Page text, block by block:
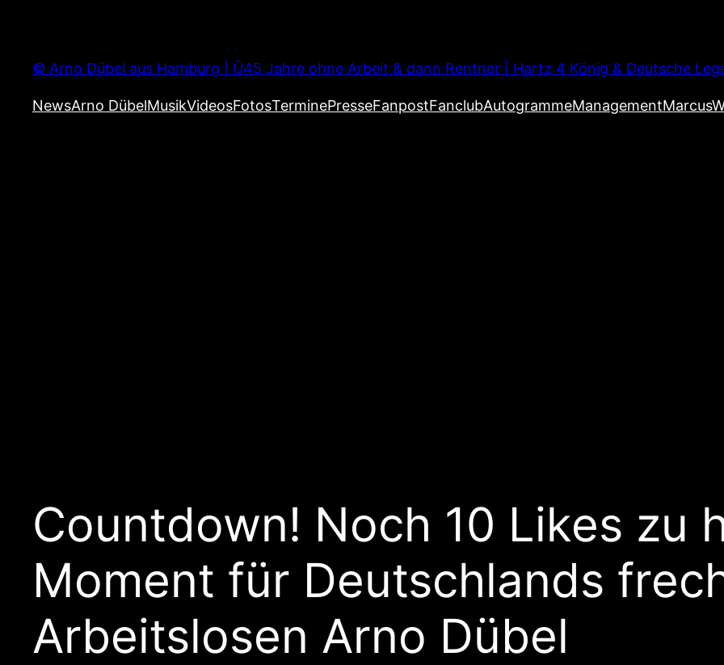
springen
© Arno Dübel aus Hamburg | Ü45 Jahre ohne Arbeit & dann Rentner | Hartz 4 König & Deutsche
NewsArno DübelMusikVideosFotosTerminePresseFanpostFanclubAutogrammeManagement
Countdown! Noch 10 Likes zu
Moment für Deutschlands
Arbeitslosen Arno Dübel